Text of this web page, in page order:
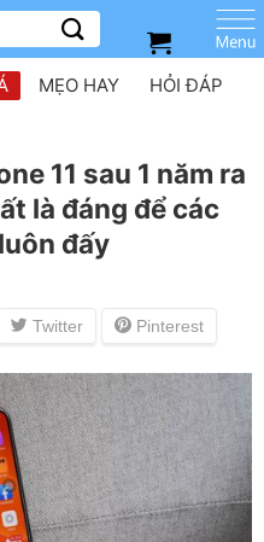
MẸO HAY
HỎI ĐÁP
11 sau 1 năm ra
là đáng để các
đấy